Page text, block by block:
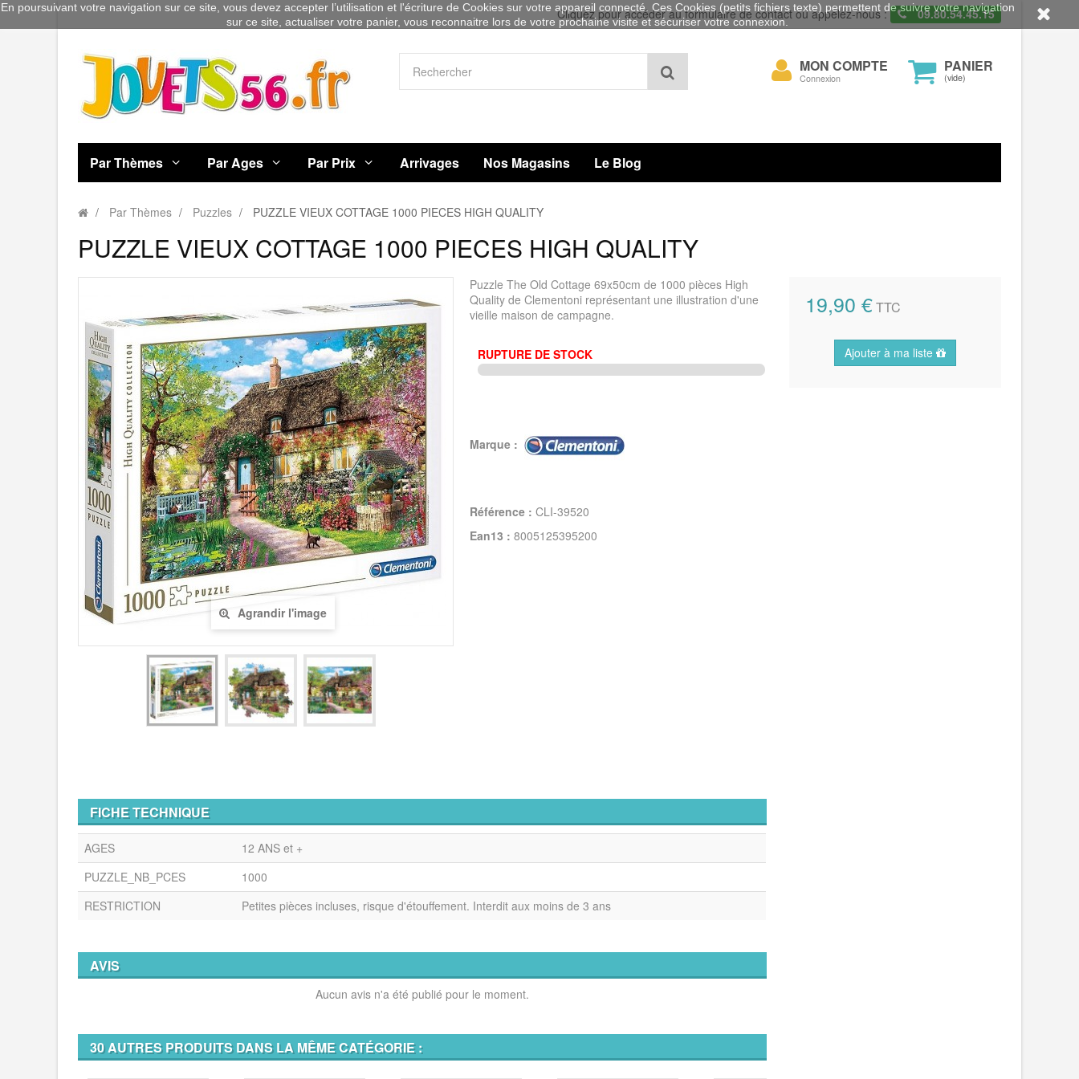
Cliquez pour accéder au formulaire de contact ou appelez-nous : 09.80.54.45.15
PANIER
(vide)
Mon
compte
MON COMPTE
Connexion
Par Thèmes Par Ages Par Prix Arrivages Nos Magasins Le Blog
Par Thèmes Puzzles PUZZLE VIEUX COTTAGE 1000 PIECES HIGH QUALITY
PUZZLE VIEUX COTTAGE 1000 PIECES HIGH QUALITY
Agrandir l'image
19,90 €TTC
Ajouter à ma liste
Puzzle The Old Cottage 69x50cm de 1000 pièces High
Quality de Clementoni représentant une illustration d'une
vieille maison de campagne.
RUPTURE DE STOCK
Marque :
Référence : CLI-39520
Ean13 : 8005125395200
FICHE TECHNIQUE
AGES
12 ANS et +
PUZZLE_NB_PCES
1000
RESTRICTION
Petites pièces incluses, risque d'étouffement. Interdit aux moins de 3 ans
AVIS
Aucun avis n'a été publié pour le moment.
30 AUTRES PRODUITS DANS LA MÊME CATÉGORIE :
En poursuivant votre navigation sur ce site, vous devez accepter l’utilisation et l'écriture de Cookies sur votre appareil connecté. Ces Cookies (petits fichiers texte) permettent de suivre votre navigation
sur ce site, actualiser votre panier, vous reconnaitre lors de votre prochaine visite et sécuriser votre connexion.